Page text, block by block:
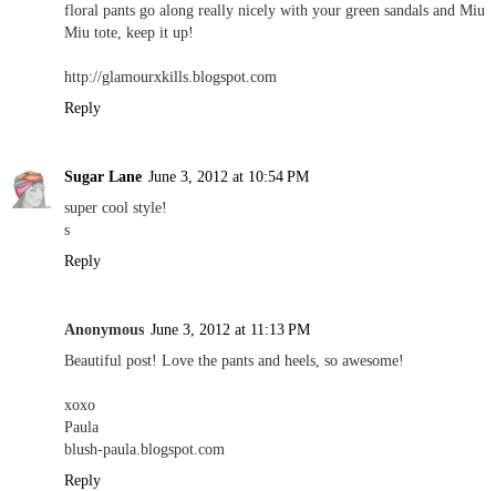
floral pants go along really nicely with your green sandals and Miu
Miu tote, keep it up!
http://glamourxkills.blogspot.com
Reply
Sugar Lane June 3, 2012 at 10:54 PM
super cool style!
s
Reply
Anonymous June 3, 2012 at 11:13 PM
Beautiful post! Love the pants and heels, so awesome!
xoxo
Paula
blush-paula.blogspot.com
Reply